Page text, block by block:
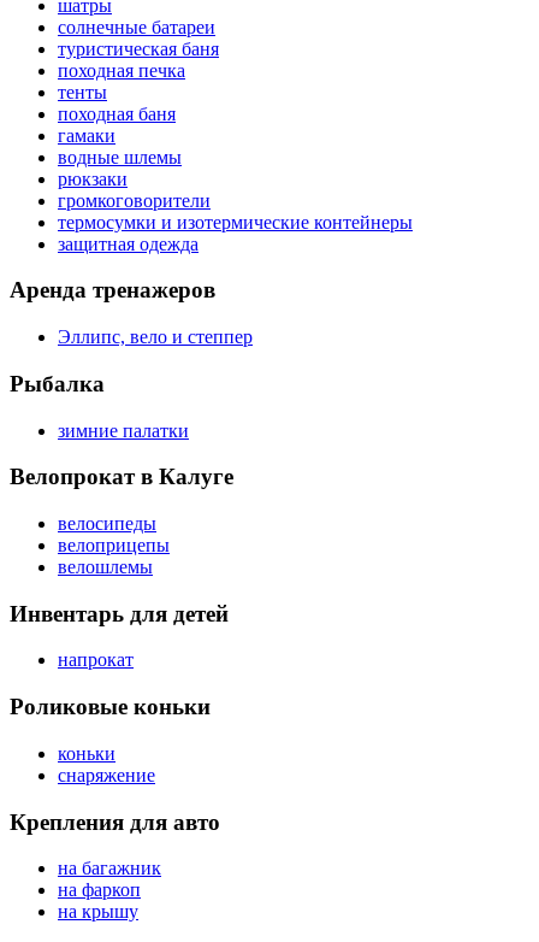
шатры
солнечные батареи
туристическая баня
походная печка
тенты
походная баня
гамаки
водные шлемы
рюкзаки
громкоговорители
термосумки и изотермические контейнеры
защитная одежда
Аренда тренажеров
Эллипс, вело и степпер
Рыбалка
зимние палатки
Велопрокат в Калуге
велосипеды
велоприцепы
велошлемы
Инвентарь для детей
напрокат
Роликовые коньки
коньки
снаряжение
Крепления для авто
на багажник
на фаркоп
на крышу